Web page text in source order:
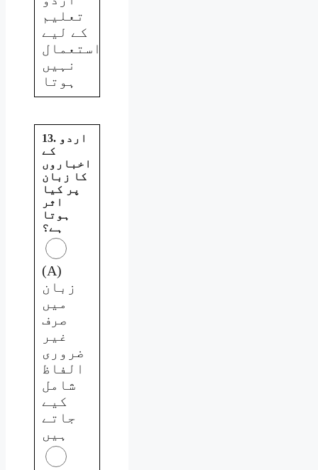
تعلیم
کے لیے
استعمال
نہیں
ہوتا
13. اردو
کے
اخباروں
کا زبان
پر کیا
اثر
ہوتا
ہے؟
(A)
زبان
میں
صرف
غیر
ضروری
الفاظ
شامل
کیے
جاتے
ہیں